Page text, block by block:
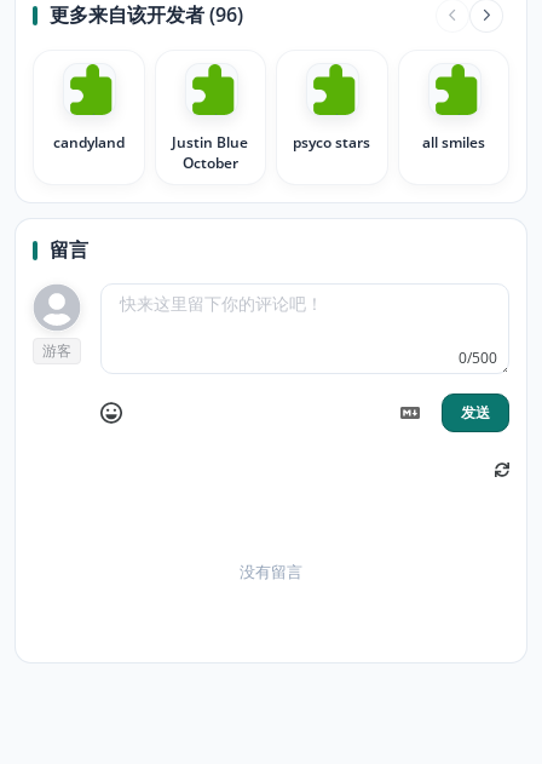
更多来自该开发者 (96)
candyland
Justin Blue
October
psyco stars all smiles
留言
游客 0/500
发送
没有留言